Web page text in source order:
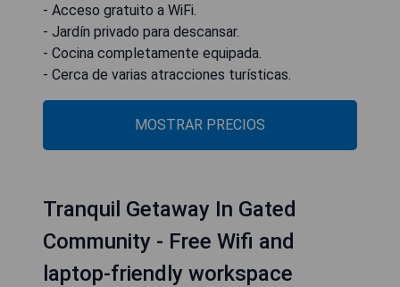
- Acceso gratuito a WiFi.
- Jardín privado para descansar.
- Cocina completamente equipada.
- Cerca de varias atracciones turísticas.
MOSTRAR PRECIOS
Tranquil Getaway In Gated
Community - Free Wifi and
laptop-friendly workspace